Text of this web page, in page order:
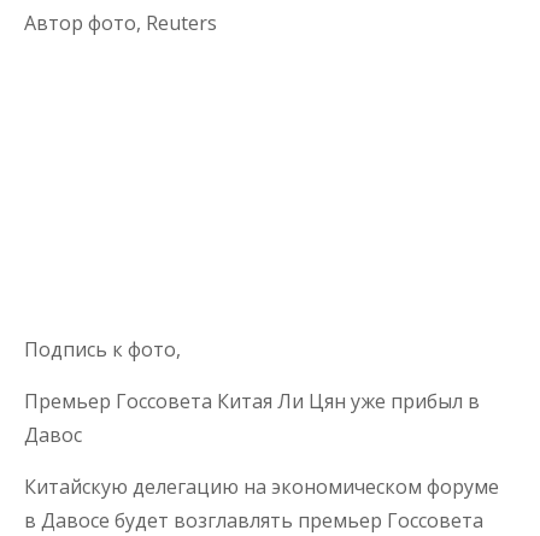
Автор фото, Reuters
Подпись к фото,
Премьер Госсовета Китая Ли Цян уже прибыл в
Давос
Китайскую делегацию на экономическом форуме
в Давосе будет возглавлять премьер Госсовета